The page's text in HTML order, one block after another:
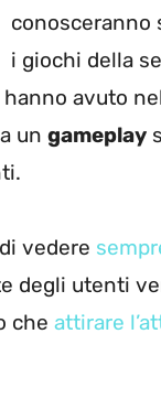
conosceranno
i giochi della
avuto
un gameplay
vedere
degli utenti
che attirare